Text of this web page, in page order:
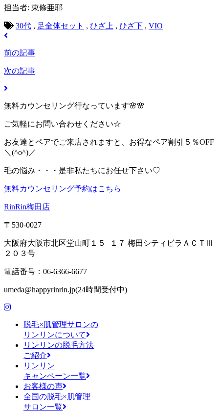
担当者: 東條亜耶
30代 , 足全体セット , ひざ上 , ひざ下 , VIO
前の記事
次の記事
無料カウンセリング行なっています🌸🌸
ご気軽にお問い合わせください☆
お友達とペアでご来店されますと、お得なペア割引５％OFF
＼(^o^)／
毛の悩み・・・是非私たちにお任せ下さい♡
無料カウンセリング予約はこちら
RinRin梅田店
〒530-0027
大阪府大阪市北区堂山町１５−１７ 梅田シティビラＡＣＴⅢ
２０３号
電話番号：06-6366-6677
umeda@happyrinrin.jp(24時間受付中)
脱毛×肌管理サロンの
リンリンについて
リンリンの脱毛方法
ご紹介
リンリン
キャンペーン一覧
お客様の声
全国の脱毛×肌管理
サロン一覧